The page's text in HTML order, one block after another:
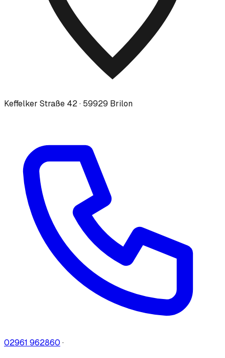
Keffelker Straße 42 · 59929 Brilon
02961 962860 ·